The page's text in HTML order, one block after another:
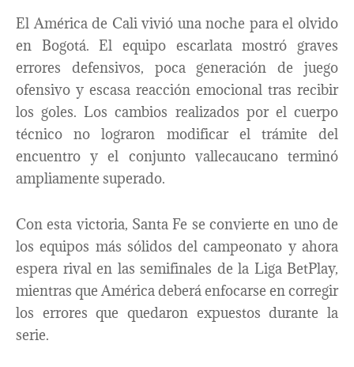
El América de Cali vivió una noche para el olvido
en Bogotá. El equipo escarlata mostró graves
errores defensivos, poca generación de juego
ofensivo y escasa reacción emocional tras recibir
los goles. Los cambios realizados por el cuerpo
técnico no lograron modificar el trámite del
encuentro y el conjunto vallecaucano terminó
ampliamente superado.
Con esta victoria, Santa Fe se convierte en uno de
los equipos más sólidos del campeonato y ahora
espera rival en las semifinales de la Liga BetPlay,
mientras que América deberá enfocarse en corregir
los errores que quedaron expuestos durante la
serie.